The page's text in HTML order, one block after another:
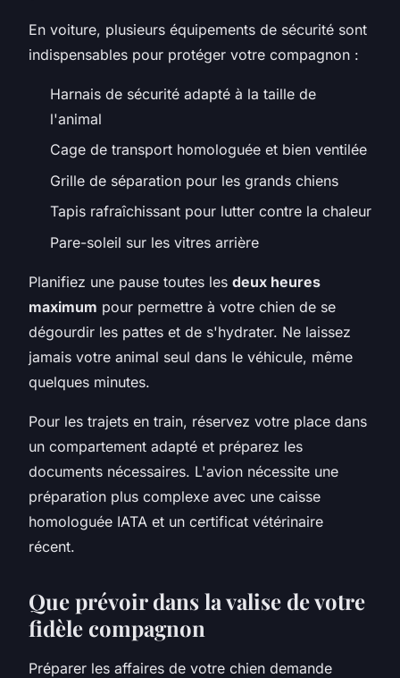
En voiture, plusieurs équipements de sécurité sont
indispensables pour protéger votre compagnon :
Harnais de sécurité adapté à la taille de
l'animal
Cage de transport homologuée et bien ventilée
Grille de séparation pour les grands chiens
Tapis rafraîchissant pour lutter contre la chaleur
Pare-soleil sur les vitres arrière
Planifiez une pause toutes les deux heures
maximum pour permettre à votre chien de se
dégourdir les pattes et de s'hydrater. Ne laissez
jamais votre animal seul dans le véhicule, même
quelques minutes.
Pour les trajets en train, réservez votre place dans
un compartement adapté et préparez les
documents nécessaires. L'avion nécessite une
préparation plus complexe avec une caisse
homologuée IATA et un certificat vétérinaire
récent.
Que prévoir dans la valise de votre
fidèle compagnon
Préparer les affaires de votre chien demande